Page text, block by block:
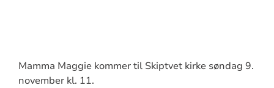
Mamma Maggie kommer til Skiptvet kirke søndag 9.
november kl. 11.